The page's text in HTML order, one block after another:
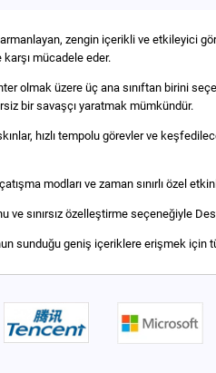
zengin içerikli ve etkileyici
mücadele eder.
olmak üzere üç ana sınıftan birini
bir savaşçı yaratmak mümkündür.
hızlı tempolu görevler ve
modları ve zaman sınırlı özel
sınırsız özelleştirme seçeneğiyle
sunduğu geniş içeriklere erişmek